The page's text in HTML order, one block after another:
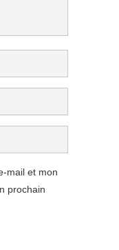
mail et mon
prochain